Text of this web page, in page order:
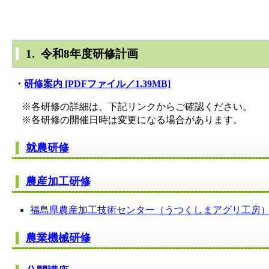
1. 令和8年度研修計画
・ 研修案内 [PDFファイル／1.39MB]
※各研修の詳細は、下記リンクからご確認ください。
※各研修の開催日時は変更になる場合があります。
就農研修
農産加工研修
福島県農産加工技術センター（うつくしまアグリ工房
農業機械研修